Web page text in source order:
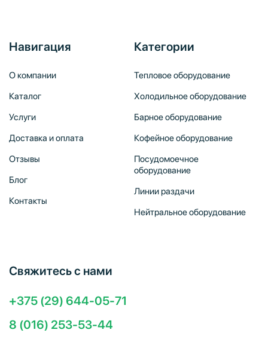
Навигация
О компании
Каталог
Услуги
Доставка и оплата
Отзывы
Блог
Контакты
Категории
Тепловое оборудование
Холодильное оборудование
Барное оборудование
Кофейное оборудование
Посудомоечное
оборудование
Линии раздачи
Нейтральное оборудование
Свяжитесь с нами
+375 (29) 644-05-71
8 (016) 253-53-44